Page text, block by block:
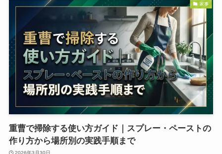
家事
重曹で掃除する使い方ガイド｜スプレー・ペーストの
作り方から場所別の実践手順まで